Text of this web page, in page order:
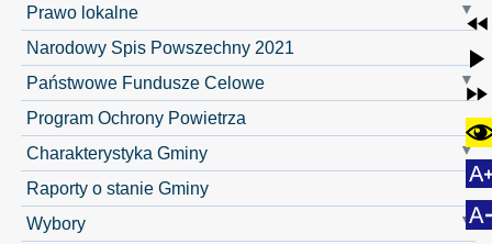
Prawo lokalne
Narodowy Spis Powszechny 2021
Państwowe Fundusze Celowe
Program Ochrony Powietrza
Charakterystyka Gminy
Raporty o stanie Gminy
Wybory